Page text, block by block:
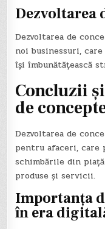
Dezvoltarea
Dezvoltarea de
noi businessuri,
își îmbunătățească
Concluzii
de
Dezvoltarea de
pentru afaceri, care
schimbările din
produse și servicii.
Importanța
în era